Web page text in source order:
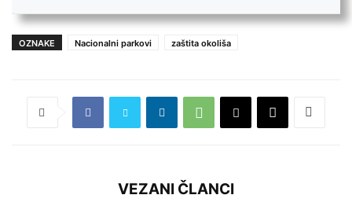
OZNAKE Nacionalni parkovi zaštita okoliša
VEZANI ČLANCI